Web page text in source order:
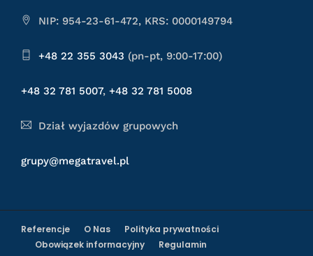
NIP: 954-23-61-472, KRS: 0000149794
+48 22 355 3043 (pn-pt, 9:00-17:00)
+48 32 781 5007, +48 32 781 5008
Dział wyjazdów grupowych
grupy@megatravel.pl
Referencje O Nas
Polityka prywatności
Obowiązek informacyjny
Regulamin